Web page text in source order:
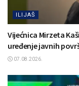
ILIJAŠ
Vijećnica Mirzeta
uređenje javnih
07.08.2026.